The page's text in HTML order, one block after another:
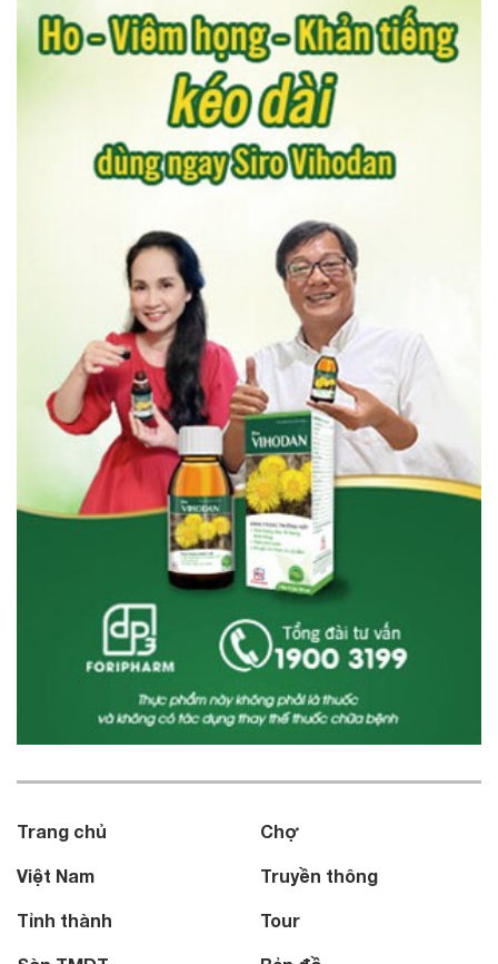
Trang chủ
Việt Nam
Tỉnh thành
Chợ
Truyền thông
Tour